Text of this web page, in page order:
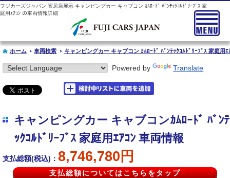
フジカーズジャパン 寄居店展示 キャンピングカー キャブコン ｶﾑﾛｰﾄﾞ ﾊﾞﾝﾃｯｸｺﾙﾄﾞﾘｰﾌﾞｽ 家
庭用ｴｱｺﾝ の車両情報詳細
ホーム 車両検索 キャンピングカー キャブコン ｶﾑﾛｰﾄﾞ ﾊﾞﾝﾃｯｸｺﾙﾄﾞﾘｰﾌﾞｽ 家庭用ｴ
Powered by Translate
キャンピングカー キャブコンｶﾑﾛｰﾄﾞ ﾊﾞﾝﾃ
ｯｸｺﾙﾄﾞﾘｰﾌﾞｽ 家庭用ｴｱｺﾝ 車両情報
支払総額(税込)： 8,746,780円
支払総額についてはこちらをタップ